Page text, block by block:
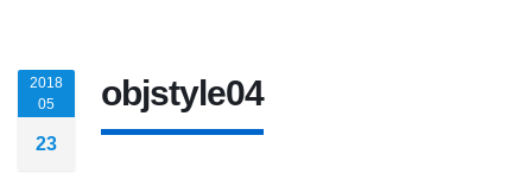
2018
05
23
objstyle04